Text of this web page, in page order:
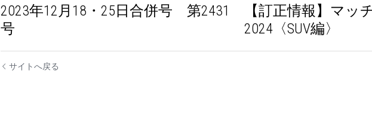
2023年12月18・25日合併号 第2431
号
【訂正情報】マッ
2024〈SUV編〉
サイトへ戻る